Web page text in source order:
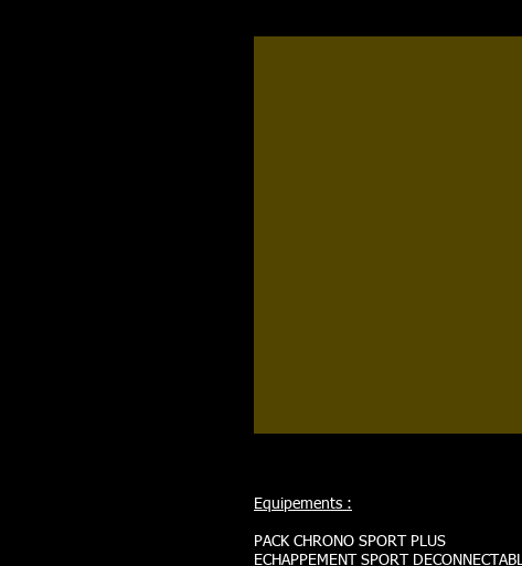
Equipements :
PACK CHRONO SPORT PLUS
ECHAPPEMENT SPORT